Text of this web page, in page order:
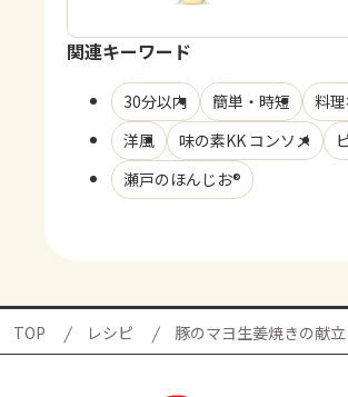
関連キーワード
30分以内 簡単・時短 料
洋風
味の素KK コンソメ
瀬戸のほんじお®
TOP レシピ 豚のマヨ生姜焼きの献立